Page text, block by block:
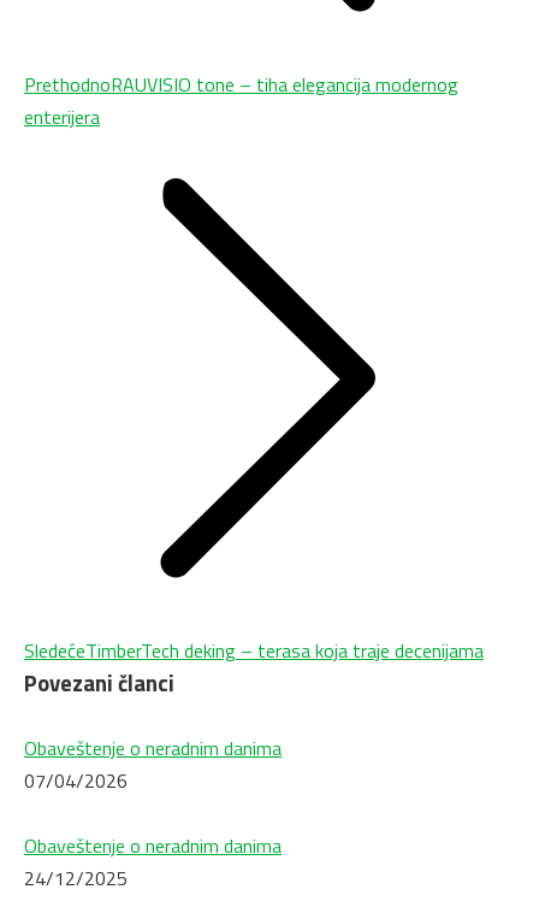
PrethodnoPrevious
RAUVISIO tone – tiha elegancija modernog
enterijera
SledećeNext
post:
TimberTech deking – terasa koja traje decenijama
Povezani članci
Obaveštenje o neradnim danima
07/04/2026
Obaveštenje o neradnim danima
24/12/2025